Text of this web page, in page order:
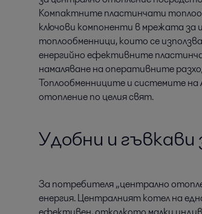
Компактните пластинчати
ключови компоненти в мрежата за
топлообменници, които се
енергийно ефективните
намаляване на оперативните
Топлообменниците и системите на
отопление по целия свят.
Удобни и
За потребителя „централно
енергия. Централният котел на